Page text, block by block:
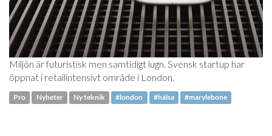
Miljön är futuristisk men samtidigt lugn. Svensk startup har
öppnat i retailintensivt område i London.
Pro Nyheter Ny teknik #london #hälsa #marylebone